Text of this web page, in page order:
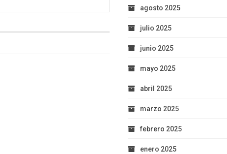
agosto 2025
julio 2025
junio 2025
mayo 2025
abril 2025
marzo 2025
febrero 2025
enero 2025